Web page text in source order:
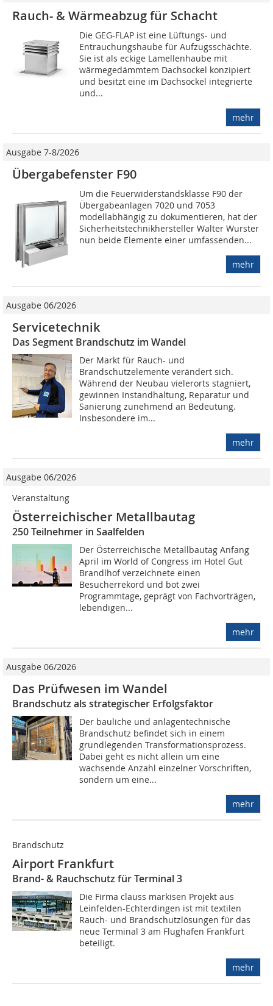
Rauch- & Wärmeabzug für Schacht
Die GEG-FLAP ist eine Lüftungs- und
Entrauchungshaube für Aufzugsschächte.
Sie ist als eckige Lamellenhaube mit
wärmegedämmtem Dachsockel konzipiert
und besitzt eine im Dachsockel integrierte
und...
mehr
Ausgabe 7-8/2026
Übergabefenster F90
Um die Feuerwider­standsklasse F90 der
Übergabeanlagen 7020 und 7053
modellabhängig zu dokumentieren, hat der
Sicherheits­technikhersteller Walter Wurster
nun beide Elemente einer umfassenden...
mehr
Ausgabe 06/2026
Servicetechnik
Das Segment Brandschutz im Wandel
Der Markt für Rauch- und
Brandschutzelemente verändert sich.
Während der Neubau vielerorts stagniert,
gewinnen Instandhaltung, Reparatur und
Sanierung zunehmend an Bedeutung.
Insbesondere im...
mehr
Ausgabe 06/2026
Veranstaltung
Österreichischer Metallbautag
250 Teilnehmer in Saalfelden
Der Österreichische Metallbautag Anfang
April im World of Congress im Hotel Gut
Brandlhof verzeichnete einen
Besucherrekord und bot zwei
Programmtage, geprägt von Fachvorträgen,
lebendigen...
mehr
Ausgabe 06/2026
Das Prüfwesen im Wandel
Brandschutz als strategischer Erfolgsfaktor
Der bauliche und anlagentechnische
Brandschutz befindet sich in einem
grundlegenden Transformationsprozess.
Dabei geht es nicht allein um eine
wachsende Anzahl einzelner Vorschriften,
sondern um eine...
mehr
Brandschutz
Airport Frankfurt
Brand- & Rauchschutz für Terminal 3
Die Firma clauss markisen Projekt aus
Leinfelden-Echterdingen ist mit textilen
Rauch- und Brandschutzlösungen für das
neue Terminal 3 am Flughafen Frankfurt
beteiligt.
mehr